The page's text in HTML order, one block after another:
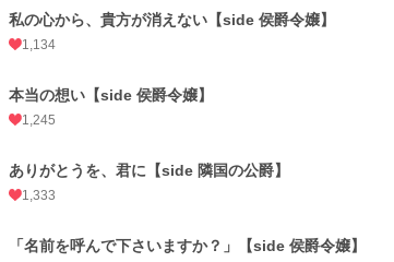
私の心から、貴方が消えない【side 侯爵令嬢】
1,134
本当の想い【side 侯爵令嬢】
1,245
ありがとうを、君に【side 隣国の公爵】
1,333
「名前を呼んで下さいますか？」【side 侯爵令嬢】